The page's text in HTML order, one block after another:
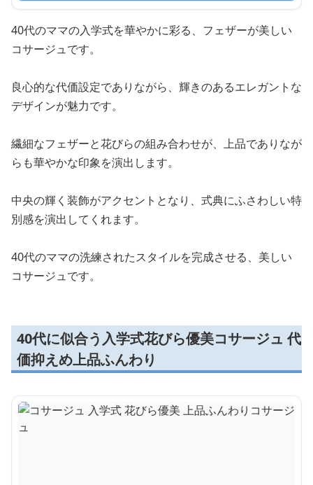
40代のママの入学式を華やかに彩る、フェザーが美しい
コサージュです。
良心的な代価設定でありながら、輝きのあるエレガントな
デザインが魅力です。
繊細なフェザーと花びらの組み合わせが、上品でありなが
らも華やかな印象を演出します。
中央の輝く装飾がアクセントとなり、式典にふさわしい特
別感を演出してくれます。
40代のママの洗練されたスタイルを完成させる、美しい
コサージュです。
40代に似合う入学式花びら優美コサージュ 代
価抑えめ上品ふんわり